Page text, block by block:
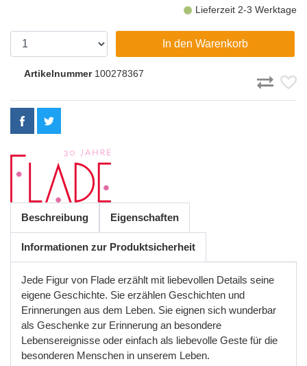
Lieferzeit 2-3 Werktage
In den Warenkorb
Artikelnummer100278367
Beschreibung Eigenschaften
Informationen zur Produktsicherheit
Jede Figur von Flade erzählt mit liebevollen Details seine
eigene Geschichte. Sie erzählen Geschichten und
Erinnerungen aus dem Leben. Sie eignen sich wunderbar
als Geschenke zur Erinnerung an besondere
Lebensereignisse oder einfach als liebevolle Geste für die
besonderen Menschen in unserem Leben.